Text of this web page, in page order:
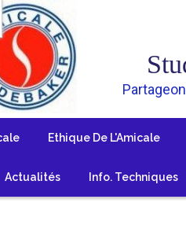
Ethique De L'Amicale
Actualités Info. Techniques
des cookies